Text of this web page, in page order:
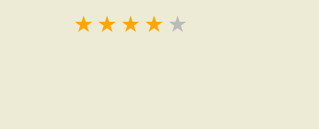
★
★
★
★
★